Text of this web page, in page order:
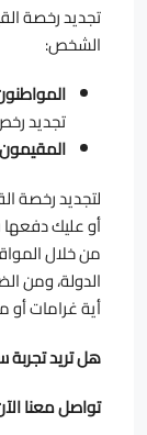
تجديد رخصة
الشخص:
تجديد رخص
المقيمون
لتجديد رخصة
أو عليك دفعها
من خلال
الدولة، ومن
أية غرامات أو
هل تريد
تواصل معنا